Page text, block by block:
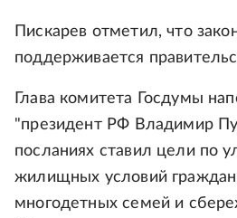
Пискарев отметил, что
поддерживается
Глава комитета Госдумы
"президент РФ Владимир
посланиях ставил цели по
жилищных условий
многодетных семей и